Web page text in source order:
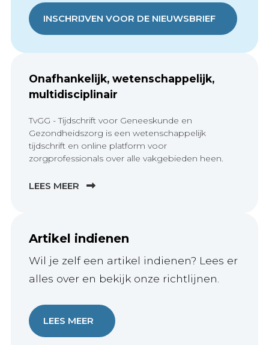
INSCHRIJVEN VOOR DE NIEUWSBRIEF
Onafhankelijk, wetenschappelijk,
multidisciplinair
TvGG - Tijdschrift voor Geneeskunde en
Gezondheidszorg is een wetenschappelijk
tijdschrift en online platform voor
zorgprofessionals over alle vakgebieden heen.
LEES MEER
Artikel indienen
Wil je zelf een artikel indienen? Lees er
alles over en bekijk onze richtlijnen.
LEES MEER